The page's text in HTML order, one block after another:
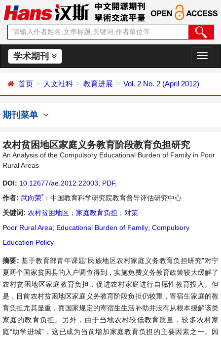
学术期刊
切
换
首页 人文社科 教育进展 Vol. 2 No. 2 (April 2012)
期刊菜单
农村贫困地区家庭义务教育阶段教育负担研究
An Analysis of the Compulsory Educational Burden of Family in Poor
Rural Areas
DOI: 10.12677/ae.2012.22003 PDF,
作者: 武向荣* ：中国教育科学研究院教育督导评估研究中心
关键词: 农村贫困地区 ； 家庭教育负担 ； 对策
Poor Rural Area; Educational Burden of Family; Compulsory
Education Policy
摘要:基于教育部青年课题“民族地区农村家庭义务教育负担研究”对宁
夏两个国家贫困县的入户调查得到，实施免费义务教育政策较大缓解了
农村贫困地区家庭教育负担，促进农村家庭进行自愿性教育投入。但
是，目前农村贫困地区家庭义务教育阶段负担仍较重，寄宿生家庭的教
育负担尤其显重，而国家规定的寄宿生生活补助并没有从根本缓解该类
家庭的教育负担。另外，由于当地农村较低教育质量，较多农村家
庭“助学进城”，这已成为当前增加家庭教育负担的主要因素之一。因